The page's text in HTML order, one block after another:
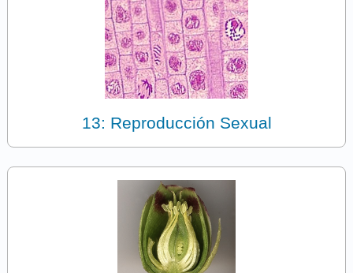
13: Reproducción Sexual